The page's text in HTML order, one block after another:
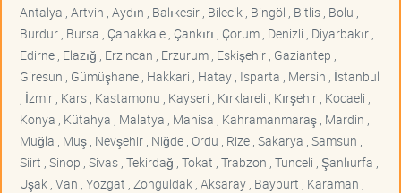
Antalya , Artvin , Aydın , Balıkesir , Bilecik , Bingöl , Bitlis , Bolu ,
Burdur , Bursa , Çanakkale , Çankırı , Çorum , Denizli , Diyarbakır ,
Edirne , Elazığ , Erzincan , Erzurum , Eskişehir , Gaziantep ,
Giresun , Gümüşhane , Hakkari , Hatay , Isparta , Mersin , İstanbul
, İzmir , Kars , Kastamonu , Kayseri , Kırklareli , Kırşehir , Kocaeli ,
Konya , Kütahya , Malatya , Manisa , Kahramanmaraş , Mardin ,
Muğla , Muş , Nevşehir , Niğde , Ordu , Rize , Sakarya , Samsun ,
Siirt , Sinop , Sivas , Tekirdağ , Tokat , Trabzon , Tunceli , Şanlıurfa ,
Uşak , Van , Yozgat , Zonguldak , Aksaray , Bayburt , Karaman ,